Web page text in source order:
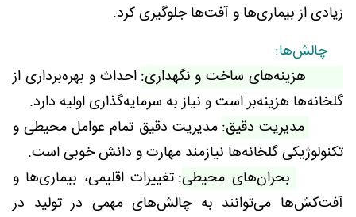
زیادی از بیماری‌ها و آفت‌ها جلوگیری کرد.
چالش‌ها:
هزینه‌های ساخت و نگهداری: احداث و بهره‌برداری از
گلخانه‌ها هزینه‌بر است و نیاز به سرمایه‌گذاری اولیه دارد.
مدیریت دقیق: مدیریت دقیق تمام عوامل محیطی و
تکنولوژیکی گلخانه‌ها نیازمند مهارت و دانش خوبی است.
بحران‌های محیطی: تغییرات اقلیمی، بیماری‌ها و
آفت‌کش‌ها می‌توانند به چالش‌های مهمی در تولید در